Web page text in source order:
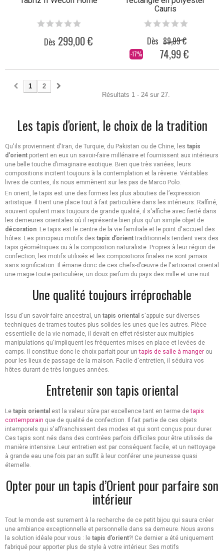
Dès 299,00 €
Cauris
-17%
Dès 89,99 €
74,99 €
1
2
Résultats 1 - 24 sur 27.
Les tapis d'orient, le choix de la tradition
Qu'ils proviennent d'Iran, de Turquie, du Pakistan ou de Chine, les tapis
d'orient portent en eux un savoir-faire millénaire et fournissent aux intérieurs
une belle touche d’imaginaire exotique. Bien que très variées, leurs
compositions incitent toujours à la contemplation et la rêverie. Véritables
livres de contes, ils nous emmènent sur les pas de Marco Polo.
En orient, le tapis est une des formes les plus abouties de l’expression
artistique. Il tient une place tout à fait particulière dans les intérieurs. Raffiné,
souvent opulent mais toujours de grande qualité, il s'affiche avec fierté dans
les demeures orientales où il représente bien plus qu'un simple objet de
décoration. Le tapis est le centre de la vie familiale et le point d'accueil des
hôtes. Les principaux motifs des tapis d’orienttraditionnels tendent vers des
tapis géométriques ou à la composition naturaliste. Propres à leur région de
confection, les motifs utilisés et les compositions finales ne sont jamais
sans signification. Il émane donc de ces chefs-d’œuvre de l'artisanat oriental
une magie toute particulière, un doux parfum du pays des mille et une nuit.
Une qualité toujours irréprochable
Issu d'un savoir-faire ancestral, un tapis oriental s'appuie sur diverses
techniques de trames toutes plus solides les unes que les autres. Pièce
essentielle de la vie nomade, il devait en effet résister aux multiples
manipulations qu'impliquent les fréquentes mises en place et levées de
camps. Il constitue donc le choix parfait pour untapis de salle à manger ou
pour les lieux de passage de la maison. Facile d'entretien, il séduira vos
hôtes durant de très longues années.
Entretenir son tapis oriental
Le tapis oriental est la valeur sûre par excellence tant en terme detapis
contemporain que de qualité de confection. Il fait partie de ces objets
intemporels qui s'affranchissent des modes et qui sont conçus pour durer.
Ces tapis sont nés dans des contrées parfois difficiles pour être utilisés de
manière intensive. Leur entretien est par conséquent facile, et un nettoyage
à grande eau une fois par an suffit à leur conférer une jeunesse quasi
éternelle.
Opter pour un tapis d’Orient pour parfaire son
intérieur
Tout le monde est surement à la recherche de ce petit bijou qui saura créer
une ambiance exceptionnelle et personnelle dans sa demeure. Nous avons
la solution idéale pour vous : le tapis d’orient?! Ce dernier a été uniquement
fabriqué pour apporter plus de style à votre intérieur. Ses motifs